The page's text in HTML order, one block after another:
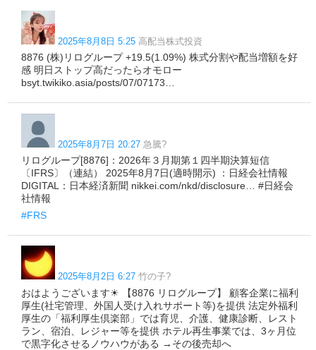
2025年8月8日 5:25 高配当株式投資
8876 (株)リログループ +19.5(1.09%) 株式分割や配当増額を好
感 明日ストップ高だったらオモロー
bsyt.twikiko.asia/posts/07/07173…
2025年8月7日 20:27 急騰?
リログループ[8876]：2026年３月期第１四半期決算短信
〔IFRS〕（連結） 2025年8月7日(適時開示) ：日経会社情報
DIGITAL：日本経済新聞 nikkei.com/nkd/disclosure… #日経会
社情報
#FRS
2025年8月2日 6:27 竹の子?
おはようございます☀ 【8876 リログループ】 顧客企業に福利
厚生(社宅管理、外国人受け入れサポート等)を提供 法定外福利
厚生の「福利厚生倶楽部」では育児、介護、健康診断、レスト
ラン、宿泊、レジャー等を提供 ホテル再生事業では、3ヶ月位
で黒字化させるノウハウがある →その後売却へ